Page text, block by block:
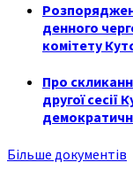
денного
комітету
Про
другої сесії
Більше документів